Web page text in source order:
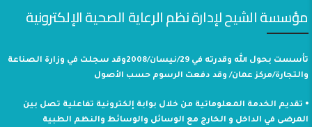
مؤسسة الشيح لإدارة نظم الرعاية الصحية الإلكترونية
تأسست بحول الله وقدرته في 29/نيسان/2008وقد سجلت في وزارة الصناعة
والتجارة/مركز عمان/ وقد دفعت الرسوم حسب الأصول
⦁ تقديم الخدمة المعلوماتية من خلال بوابة إلكترونية تفاعلية تصل بين
المرضى في الداخل و الخارج مع الوسائل والوسائط والنظم الطبية